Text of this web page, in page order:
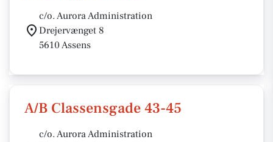
c/o. Aurora Administration
Drejervænget 8
5610 Assens
A/B Classensgade 43-45
c/o. Aurora Administration